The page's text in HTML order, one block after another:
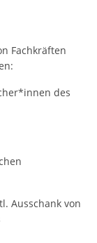
Fachkräften
des
Ausschank von